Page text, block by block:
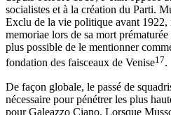
socialistes et à la création du Parti.
Exclu de la vie politique avant 1922,
memoriae lors de sa mort
plus possible de le mentionner
fondation des faisceaux de Venise17.
De façon globale, le passé de
nécessaire pour pénétrer les plus
pour Galeazzo Ciano. Lorsque